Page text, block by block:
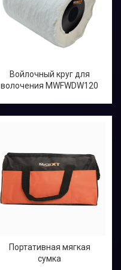
Войлочный круг для
волочения MWFWDW120
Портативная мягкая
сумка